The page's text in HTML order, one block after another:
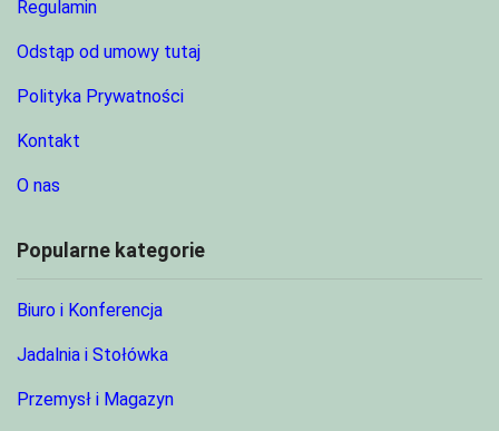
Regulamin
Odstąp od umowy tutaj
Polityka Prywatności
Kontakt
O nas
Popularne kategorie
Biuro i Konferencja
Jadalnia i Stołówka
Przemysł i Magazyn